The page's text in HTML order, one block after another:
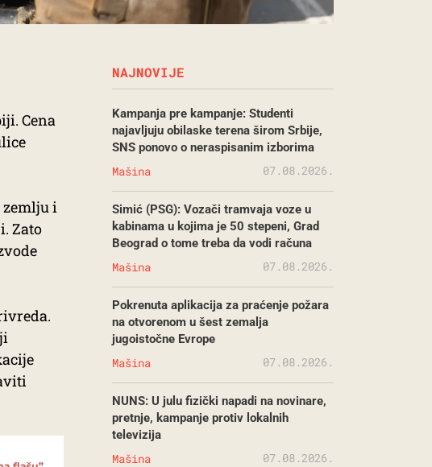
Cena
zemlju i
Zato
NAJNOVIJE
Kampanja pre kampanje: Studenti
najavljuju obilaske terena širom Srbije,
SNS ponovo o neraspisanim izborima
Mašina 07.08.2026.
Simić (PSG): Vozači tramvaja voze u
kabinama u kojima je 50 stepeni, Grad
Beograd o tome treba da vodi računa
Mašina 07.08.2026.
Pokrenuta aplikacija za praćenje požara
na otvorenom u šest zemalja
jugoistočne Evrope
Mašina 07.08.2026.
NUNS: U julu fizički napadi na novinare,
pretnje, kampanje protiv lokalnih
televizija
Mašina 07.08.2026.